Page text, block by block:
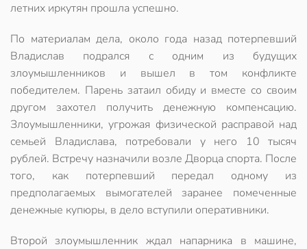
летних иркутян прошла успешно.
По материалам дела, около года назад потерпевший
Владислав подрался с одним из будущих
злоумышленников и вышел в том конфликте
победителем. Парень затаил обиду и вместе со своим
другом захотел получить денежную компенсацию.
Злоумышленники, угрожая физической расправой над
семьей Владислава, потребовали у него 10 тысяч
рублей. Встречу назначили возле Дворца спорта. После
того, как потерпевший передал одному из
предполагаемых вымогателей заранее помеченные
денежные купюры, в дело вступили оперативники.
Второй злоумышленник ждал напарника в машине,